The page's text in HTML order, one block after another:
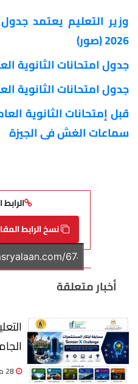
وزير التعليم يعتمد جدول
2026 (صور)
جدول امتحانات الثانوية العامة 2026 (نظام
جدول امتحانات الثانوية العامة 2026
قبل إمتحانات الثانوية
سماعات الغش فى الجيزة
نسخ الرابط المقال
أخبار متعلقة
ذكية
28 مايو 2026 12:10 م